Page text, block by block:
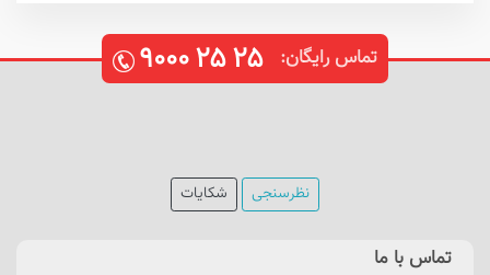
تماس رایگان: ۹۰۰۰۲۵۲۵
نظرسنجی شکایات
تماس با ما